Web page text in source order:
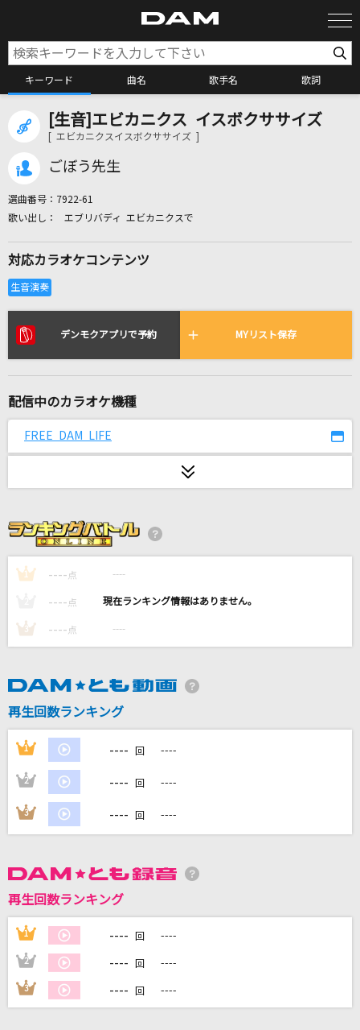
キーワード 曲名 歌手名 歌詞
カラオケ検索
リアルタイムで歌われている曲の一覧
踊
濡れた髪に触れられた時
夏色
ゆず
七海うらら
高橋洋子
[生音]Diamonds
PRINCESS PRINCESS
LOVE 2000
鶴 and 亀
スピッツ
ないない
ReoNa
[生音]エビカニクス イスボクササイズ
[ エビカニクスイスボクササイズ ]
ごぼう先生
選曲番号： 7922-61
エブリバディ エビカニクスで
対応カラオケコンテンツ
デンモクアプリで予約 MYリスト保存
配信中のカラオケ機種
FREE DAM LIFE
1 ---- 点 ----
---- 点 ----
3 ---- 点 ----
再生回数ランキング
1 ---- 回 ----
2 ---- 回 ----
3 ---- 回 ----
再生回数ランキング
1 ---- 回 ----
2 ---- 回 ----
3 ---- 回 ----